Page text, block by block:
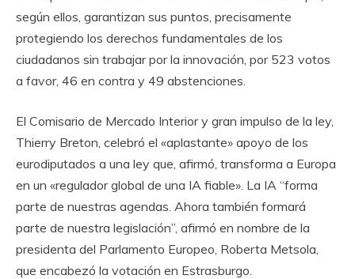
según ellos, garantizan sus puntos, precisamente
protegiendo los derechos fundamentales de los
ciudadanos sin trabajar por la innovación, por 523 votos
a favor, 46 en contra y 49 abstenciones.
El Comisario de Mercado Interior y gran impulso de la ley,
Thierry Breton, celebró el «aplastante» apoyo de los
eurodiputados a una ley que, afirmó, transforma a Europa
en un «regulador global de una IA fiable». La IA “forma
parte de nuestras agendas. Ahora también formará
parte de nuestra legislación”, afirmó en nombre de la
presidenta del Parlamento Europeo, Roberta Metsola,
que encabezó la votación en Estrasburgo.